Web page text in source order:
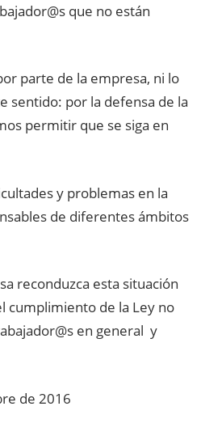
que no están
parte de la empresa, ni lo
sentido: por la defensa de la
permitir que se siga en
y problemas en la
de diferentes ámbitos
reconduzca esta situación
cumplimiento de la Ley no
en general y
2016